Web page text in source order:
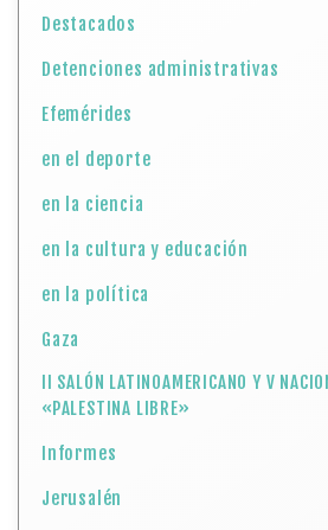
en la cultura y educación
en la política
Gaza
II SALÓN LATINOAMERICANO Y V
«PALESTINA LIBRE»
Informes
Jerusalén
Muro de Separación
Noticias
Noticias Locales
Palestina